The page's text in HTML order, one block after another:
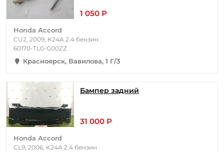
1 050 Р
Honda Accord
CU2, 2009, K24A 2.4 бензин
60170-TL0-G00ZZ
Красноярск, Вавилова, 1 Г/3
Бампер задний
31 000 Р
Honda Accord
CL9, 2006, K24A 2.4 бензин